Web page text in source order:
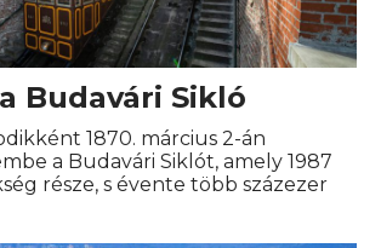
Budavári Sikló
1870. március 2-án
a Budavári Siklót, amely 1987
része, s évente több százezer